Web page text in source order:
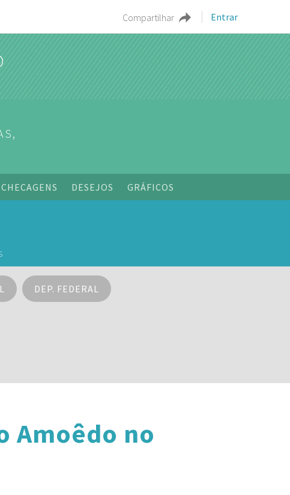
Compartilhar Entrar
CHECAGENS DESEJOS GRÁFICOS
DEP. FEDERAL
Amoêdo no